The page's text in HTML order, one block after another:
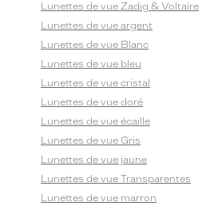
Lunettes de vue Zadig & Voltaire
Lunettes de vue argent
Lunettes de vue Blanc
Lunettes de vue bleu
Lunettes de vue cristal
Lunettes de vue doré
Lunettes de vue écaille
Lunettes de vue Gris
Lunettes de vue jaune
Lunettes de vue Transparentes
Lunettes de vue marron